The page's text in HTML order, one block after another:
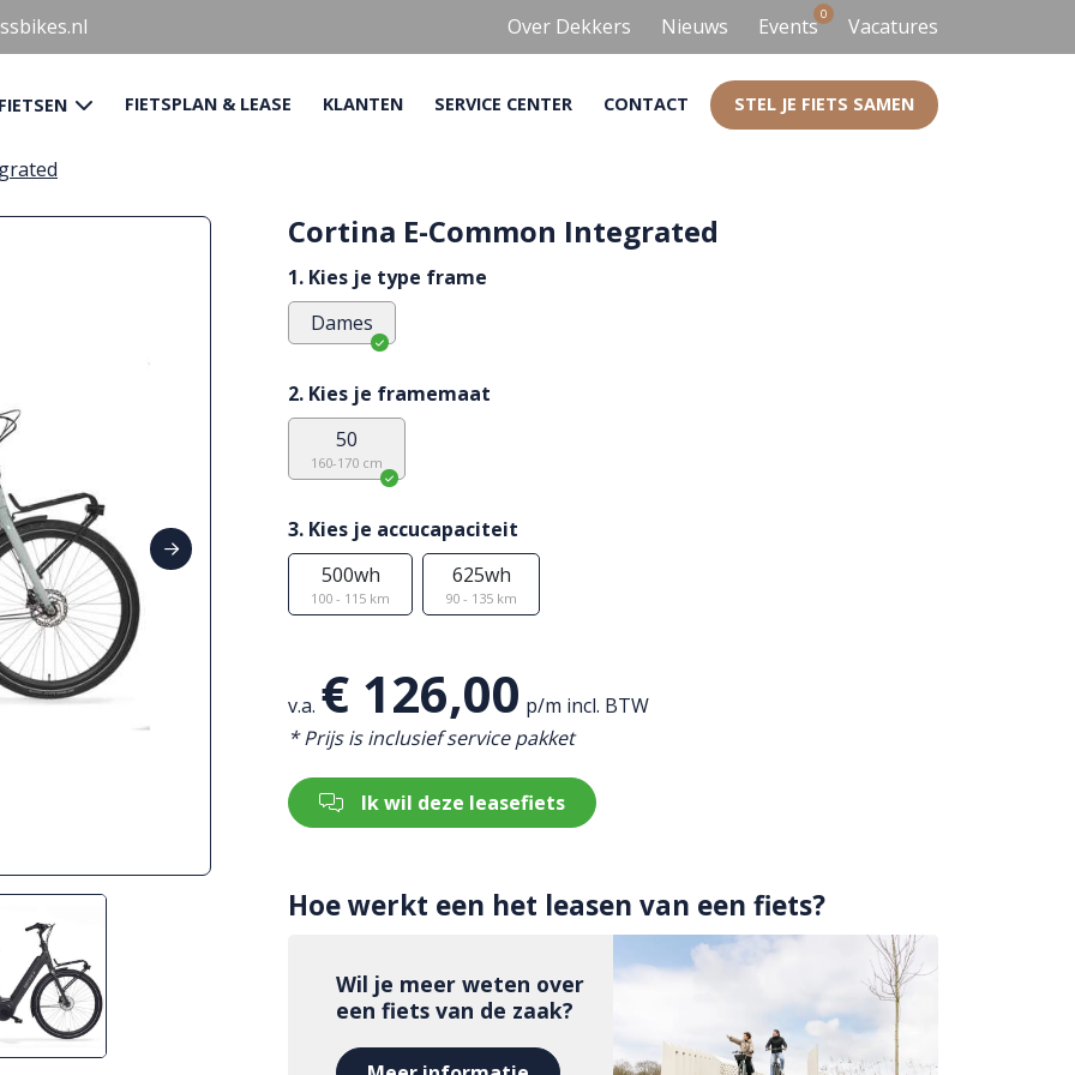
Over Dekkers Nieuws Events0 Vacatures
FIETSPLAN & LEASE KLANTEN SERVICE CENTER CONTACT STEL JE FIETS SAMEN
Cortina E-Common Integrated
1. Kies je type frame
Dames
2. Kies je framemaat
50
160-170 cm
3. Kies je accucapaciteit
500wh
100 - 115 km
625wh
90 - 135 km
v.a. € 126,00 p/m incl. BTW
* Prijs is inclusief service pakket
Ik wil deze leasefiets
Hoe werkt een het leasen van een fiets?
Wil je meer weten over
een fiets van de zaak?